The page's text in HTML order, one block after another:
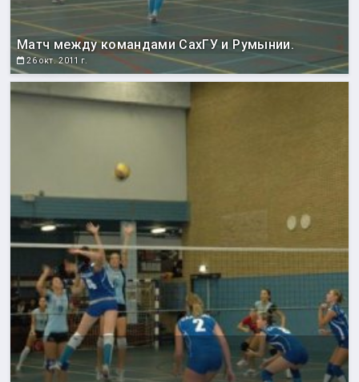
Матч между командами СахГУ и Румынии.
26 окт. 2011 г.